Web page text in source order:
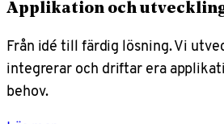
Applikation och
Från idé till färdig lösning. Vi
integrerar och driftar era
behov.